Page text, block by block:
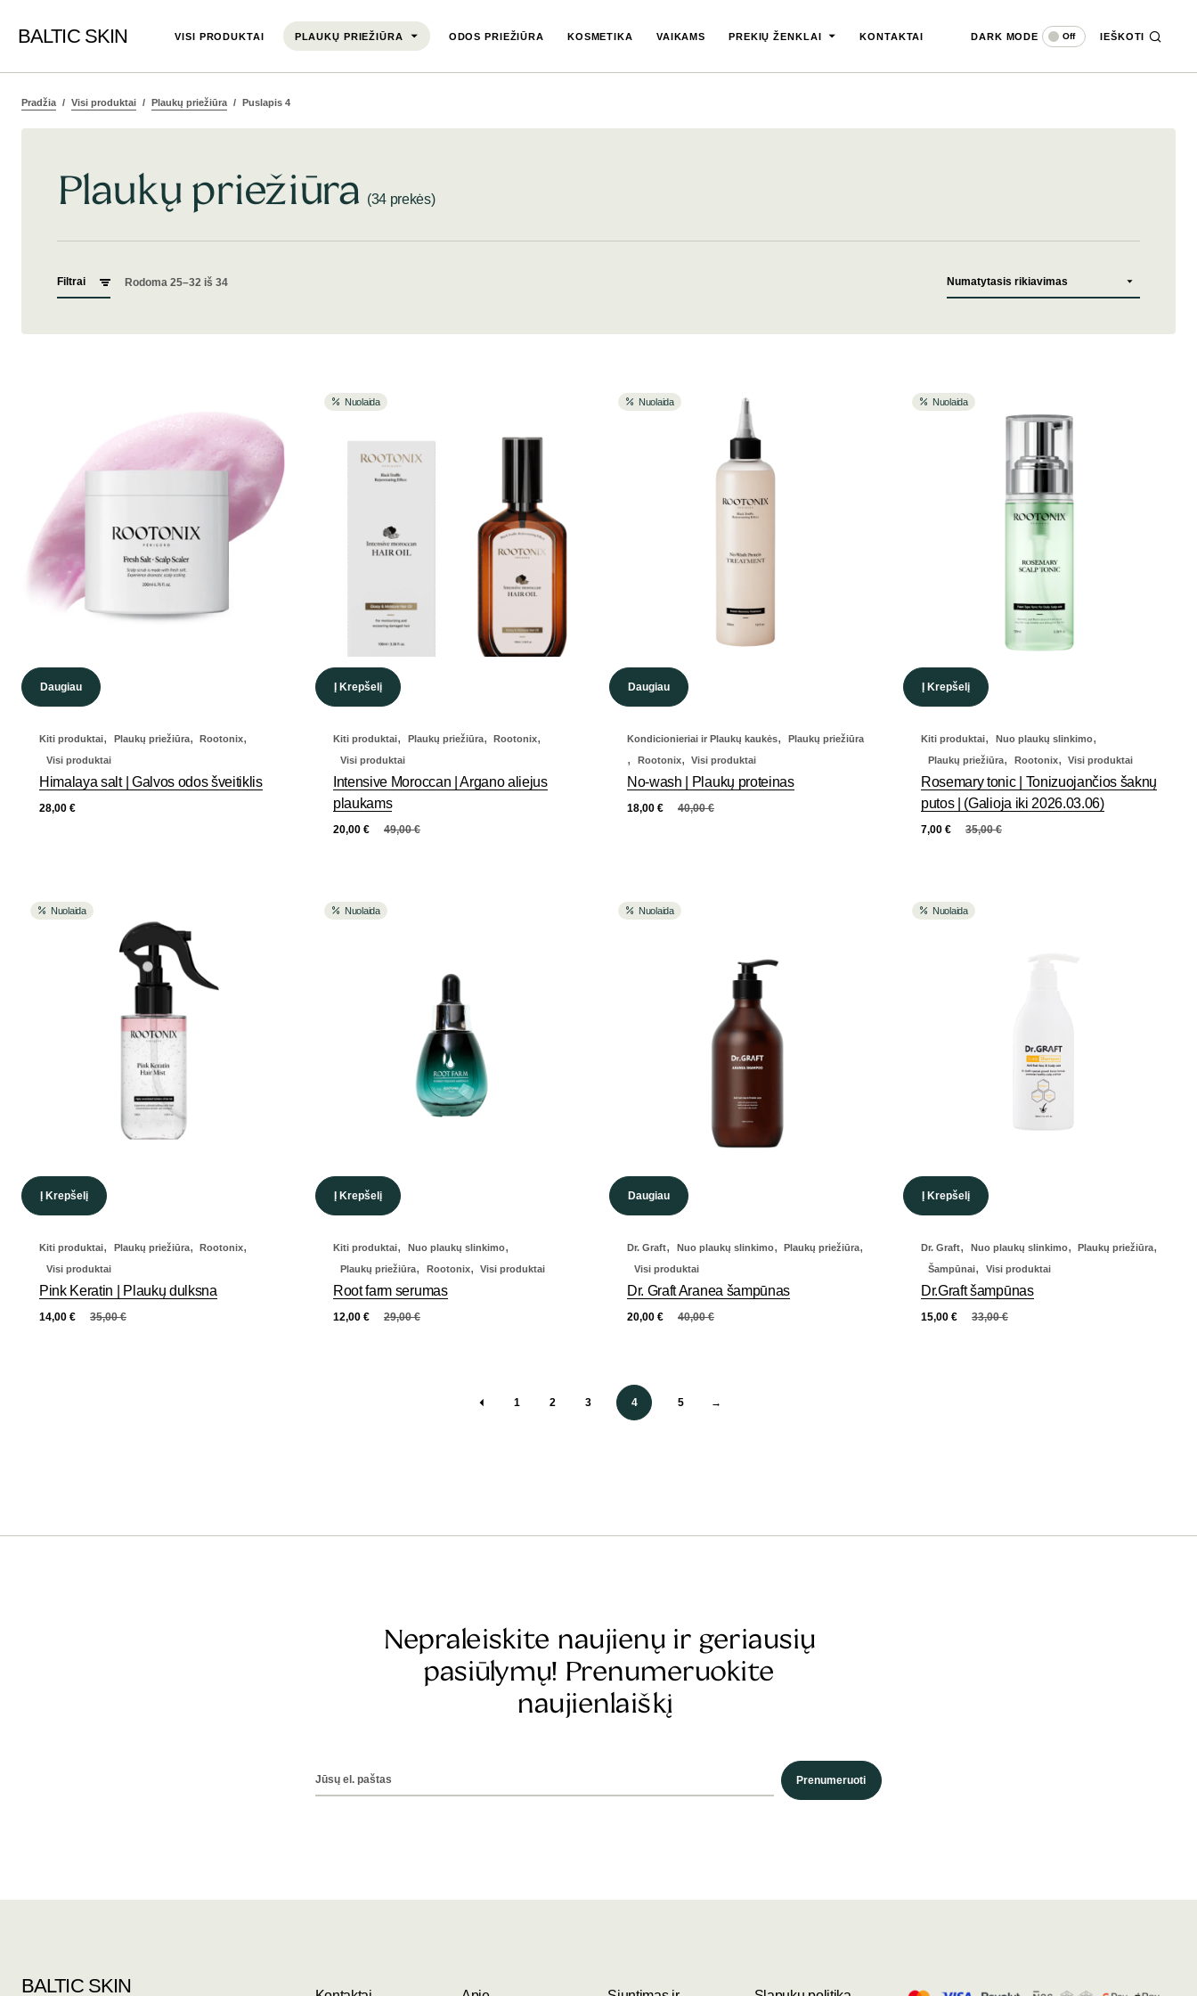
BALTIC SKIN VISI PRODUKTAI PLAUKŲ PRIEŽIŪRA ODOS PRIEŽIŪRA KOSMETIKA VAIKAMS PREKIŲ ŽENKLAI KONTAKTAI DARK MODE Off IEŠKOTI
Pradžia Visi produktai Plaukų priežiūra Puslapis 4
Plaukų priežiūra (34 prekės)
Filtrai Rodoma 25–32 iš 34
Daugiau
Kiti produktai, Plaukų priežiūra, Rootonix,
Visi produktai
Himalaya salt | Galvos odos šveitiklis
28,00 €
Nuolaida
Į Krepšelį
Kiti produktai, Plaukų priežiūra, Rootonix,
Visi produktai
Intensive Moroccan | Argano aliejus
plaukams
49,00€
20,00 €
Nuolaida
Daugiau
Kondicionieriai ir Plaukų kaukės, Plaukų priežiūra
, Rootonix, Visi produktai
No-wash | Plaukų proteinas
40,00€
18,00 €
Nuolaida
Į Krepšelį
Kiti produktai, Nuo plaukų slinkimo,
Plaukų priežiūra, Rootonix, Visi produktai
Rosemary tonic | Tonizuojančios šaknų
putos | (Galioja iki 2026.03.06)
35,00€
7,00 €
Nuolaida
Į Krepšelį
Kiti produktai, Plaukų priežiūra, Rootonix,
Visi produktai
Pink Keratin | Plaukų dulksna
35,00€
14,00 €
Nuolaida
Į Krepšelį
Kiti produktai, Nuo plaukų slinkimo,
Plaukų priežiūra, Rootonix, Visi produktai
Root farm serumas
29,00€
12,00 €
Nuolaida
Daugiau
Dr. Graft, Nuo plaukų slinkimo, Plaukų priežiūra,
Visi produktai
Dr. Graft Aranea šampūnas
40,00€
20,00 €
Nuolaida
Į Krepšelį
Dr. Graft, Nuo plaukų slinkimo, Plaukų priežiūra,
Šampūnai, Visi produktai
Dr.Graft šampūnas
33,00€
15,00 €
1 2 3 4 5 →
Nepraleiskite naujienų ir geriausių
pasiūlymų! Prenumeruokite
naujienlaiškį
Prenumeruoti
BALTIC SKIN